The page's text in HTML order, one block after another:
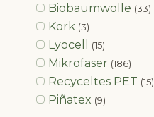
Biobaumwolle (33)
Kork (3)
Lyocell (15)
Mikrofaser (186)
Recyceltes PET (15)
Piñatex (9)